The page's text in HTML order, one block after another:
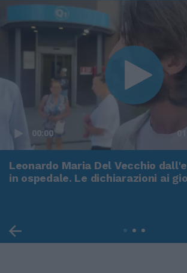
00:00
Leonardo Maria Del Vecchio
in ospedale. Le dichiarazioni ai